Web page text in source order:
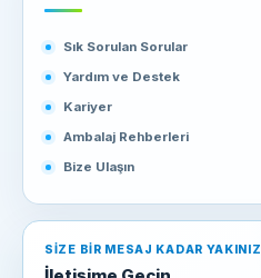
Sık Sorulan Sorular
Yardım ve Destek
Kariyer
Ambalaj Rehberleri
Bize Ulaşın
SIZE BIR MESAJ KADAR YAKINIZ